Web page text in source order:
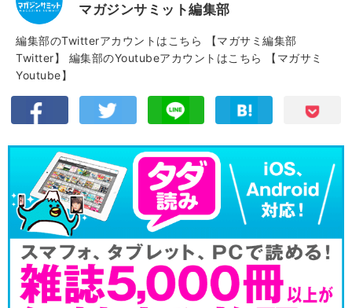
マガジンサミット編集部
編集部のTwitterアカウントはこちら
【マガサミ編集部
Twitter】
編集部のYoutubeアカウントはこちら
【マガサミ
Youtube】